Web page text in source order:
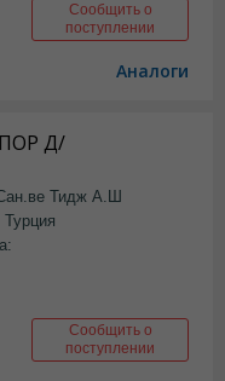
Сообщить о
поступлении
Аналоги
Д/
Тидж А.Ш
Сообщить о
поступлении